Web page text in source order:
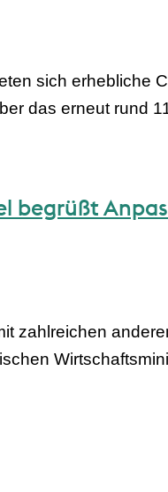
sich erhebliche
das erneut rund
zahlreichen